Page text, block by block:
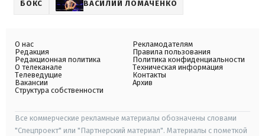
БОКС ВАСИЛИЙ ЛОМАЧЕНКО
О нас
Редакция
Редакционная политика
О телеканале
Телеведущие
Вакансии
Структура собственности
Рекламодателям
Правила пользования
Политика конфиденциальности
Техническая информация
Контакты
Архив
Все коммерческие рекламные материалы обозначены словами
"Спецпроект" или "Партнерский материал". Материалы с пометкой